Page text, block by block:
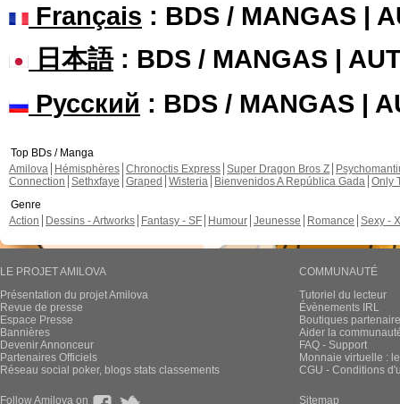
Français : BDS / MANGAS |
日本語: BDS / MANGAS |
Русский : BDS / MANGAS |
Top BDs / Manga
Amilova
Hémisphères Chronoctis Express Super Dragon Bros Z
Connection Sethxfaye Graped Wisteria Bienvenidos A República Gada Only
Genre
Action
Dessins - Artworks Fantasy - SF Humour Jeunesse Romance Sexy -
LE PROJET AMILOVA
Présentation du projet Amilova
Revue de presse
Espace Presse
Bannières
Devenir Annonceur
Partenaires Officiels
Réseau social poker, blogs stats classements
COMMUNAUTÉ
Tutoriel du lecteur
Évènements IRL
Boutiques
Aider la
FAQ - Support
Monnaie virtuelle :
CGU - Conditions
Follow Amilova on Sitemap